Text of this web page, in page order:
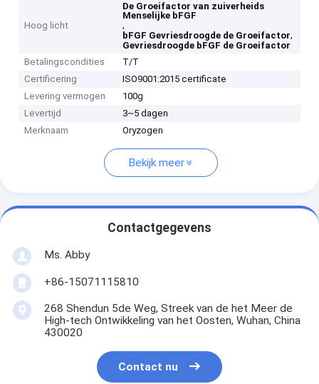
Hoog licht
De Groeifactor van zuiverheids
Menselijke bFGF
,
bFGF Gevriesdroogde de Groeifactor,
Gevriesdroogde bFGF de Groeifactor
Betalingscondities
T/T
Certificering
ISO9001:2015 certificate
Levering vermogen
100g
Levertijd
3~5 dagen
Merknaam
Oryzogen
Bekijk meer
Contactgegevens
Ms. Abby
+86-15071115810
268 Shendun 5de Weg, Streek van de het Meer de
High-tech Ontwikkeling van het Oosten, Wuhan, China
430020
Contact nu